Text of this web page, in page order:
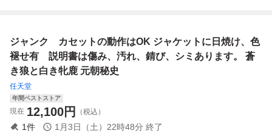
ジャンク カセットの動作はOK ジャケットに日焼け、色
褪せ有 説明書は傷み、汚れ、錆び、シミあります。 蒼
き狼と白き牝鹿 元朝秘史
任天堂
年間ベストストア
現在 12,100円 （税込）
1件 1月3日（土）22時48分 終了